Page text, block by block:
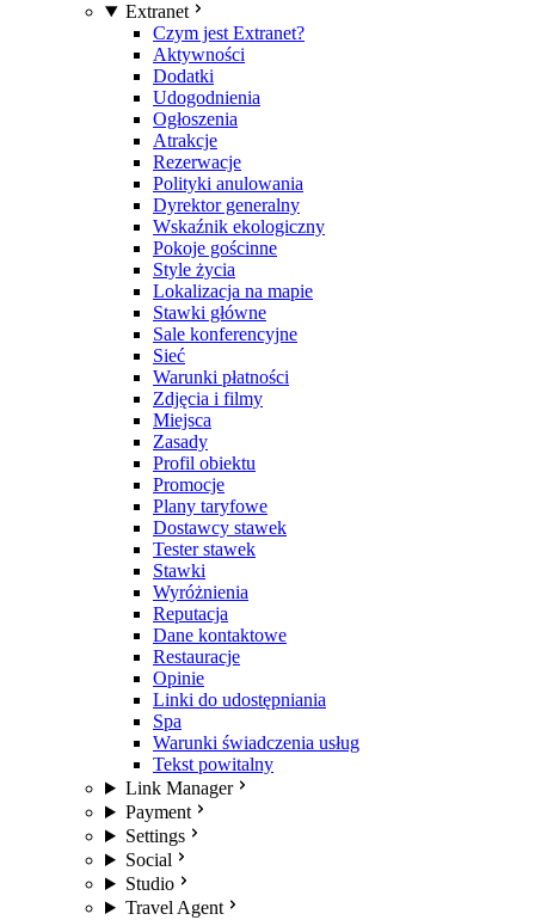
Extranet
Czym jest Extranet?
Aktywności
Dodatki
Udogodnienia
Ogłoszenia
Atrakcje
Rezerwacje
Polityki anulowania
Dyrektor generalny
Wskaźnik ekologiczny
Pokoje gościnne
Style życia
Lokalizacja na mapie
Stawki główne
Sale konferencyjne
Sieć
Warunki płatności
Zdjęcia i filmy
Miejsca
Zasady
Profil obiektu
Promocje
Plany taryfowe
Dostawcy stawek
Tester stawek
Stawki
Wyróżnienia
Reputacja
Dane kontaktowe
Restauracje
Opinie
Linki do udostępniania
Spa
Warunki świadczenia usług
Tekst powitalny
Link Manager
Payment
Settings
Social
Studio
Travel Agent